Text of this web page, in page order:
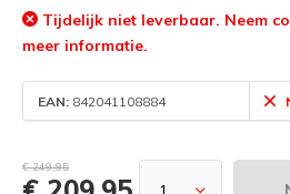
Tijdelijk niet leverbaar. Neem
meer informatie.
EAN: 842041108884
€ 249,95